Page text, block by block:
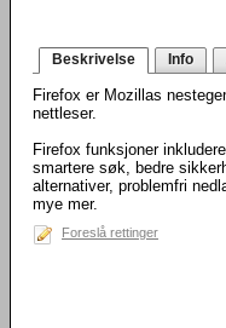
Beskrivelse Info
Firefox er Mozillas
nettleser.
Firefox funksjoner
smartere søk, bedre
alternativer, problemfri
mye mer.
Foreslå rettinger